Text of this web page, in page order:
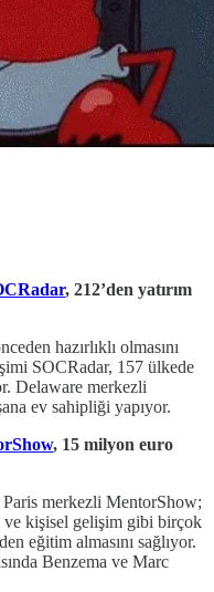
, 212’den yatırım
hazırlıklı olmasını
SOCRadar, 157 ülkede
Delaware merkezli
ev sahipliği yapıyor.
, 15 milyon euro
Paris merkezli MentorShow;
ve kişisel gelişim gibi birçok
eğitim almasını sağlıyor.
Benzema ve Marc